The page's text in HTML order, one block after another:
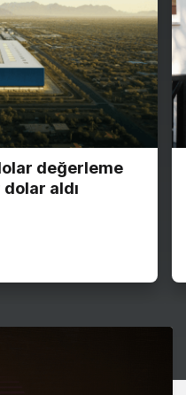
değerleme
aldı